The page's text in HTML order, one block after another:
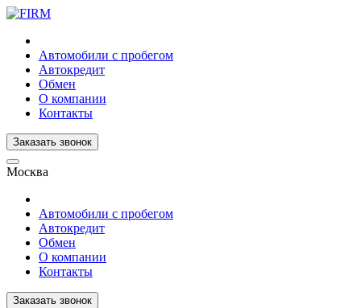
Автомобили с пробегом
Автокредит
Обмен
О компании
Контакты
Заказать звонок
Москва
Автомобили с пробегом
Автокредит
Обмен
О компании
Контакты
Заказать звонок